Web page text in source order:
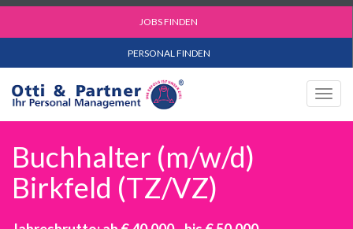
JOBS FINDEN
PERSONAL FINDEN
Buchhalter (m/w/d)
Birkfeld (TZ/VZ)